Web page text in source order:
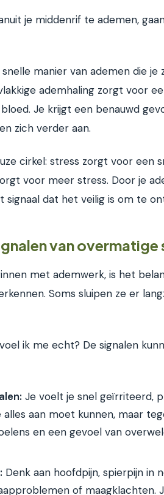
je middenrif te ademen,
manier van ademen die
ademhaling zorgt voor
Je krijgt een benauwd
zich verder aan.
cirkel: stress zorgt voor een
voor meer stress. Door je
signaal dat het veilig is om te
van overmatige
met ademwerk, is het
Soms sluipen ze er
ik me echt? De signalen
Je voelt je snel geïrriteerd,
aan moet kunnen, maar
en een gevoel van
Denk aan hoofdpijn, spierpijn in
of maagklachten.